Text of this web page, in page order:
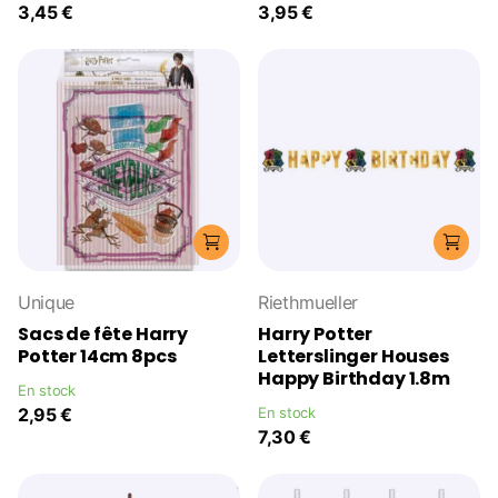
3,45 € 3,95 €
Unique
Sacs de fête Harry
Potter 14cm 8pcs
En stock
2,95 €
Riethmueller
Harry Potter
Letterslinger Houses
Happy Birthday 1.8m
En stock
7,30 €